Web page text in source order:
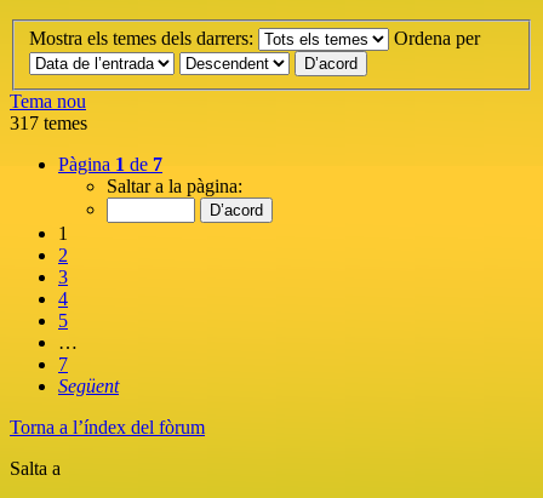
Mostra els temes dels darrers: Ordena per
Tema nou
317 temes
Pàgina 1 de 7
Saltar a la pàgina:
1
2
3
4
5
…
7
Següent
Torna a l’índex del fòrum
Salta a